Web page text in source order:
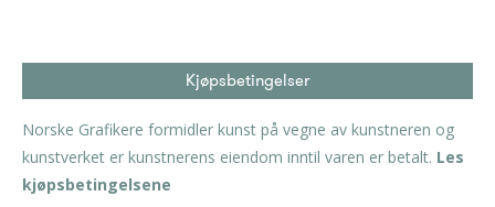
Kjøpsbetingelser
Norske Grafikere formidler kunst på vegne av kunstneren og
kunstverket er kunstnerens eiendom inntil varen er betalt. Les
kjøpsbetingelsene